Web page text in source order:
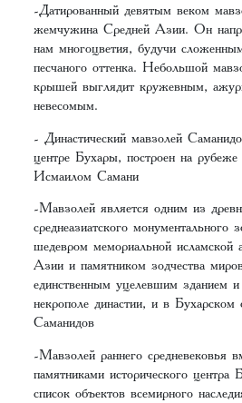
-Датированный девятым веком
жемчужина Средней Азии. Он
нам многоцветия, будучи
песчаного оттенка. Небольшой
крышей выглядит кружевным,
невесомым.
- Династический мавзолей
центре Бухары, построен на
Исмаилом Самани
-Мавзолей является одним из
среднеазиатского монументального
шедевром мемориальной исламской
Азии и памятником зодчества
единственным уцелевшим
некрополе династии, и в Бухарском
Саманидов
-Мавзолей раннего средневековья
памятниками исторического
список объектов всемирного